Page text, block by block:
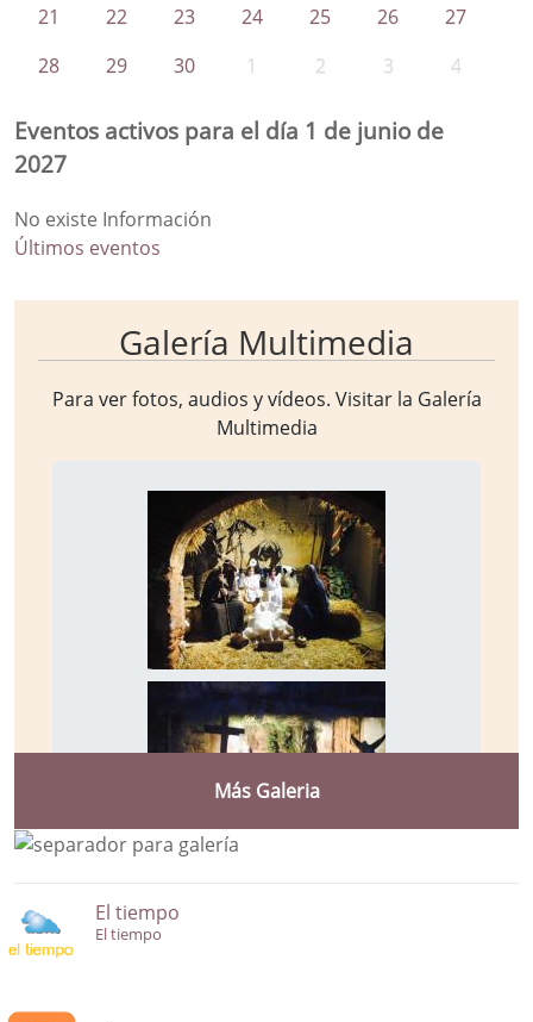
21 22 23 24 25 26
27
28
29 30 1 2 3 4
Eventos activos para el día 1 de junio de
2027
No existe Información
Últimos eventos
Galería Multimedia
Para ver fotos, audios y vídeos. Visitar la Galería
Multimedia
Más Galeria
El tiempo
El tiempo